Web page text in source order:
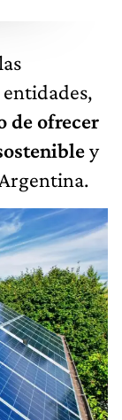
de ofrecer
y